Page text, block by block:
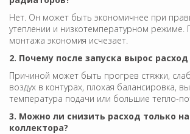
Нет. Он может быть экономичнее при
утеплении и низкотемпературном режиме.
монтажа экономия исчезает.
2. Почему после запуска вырос расход
Причиной может быть прогрев стяжки,
воздух в контурах, плохая балансировка,
температура подачи или большие тепло-
3. Можно ли снизить расход только
коллектора?